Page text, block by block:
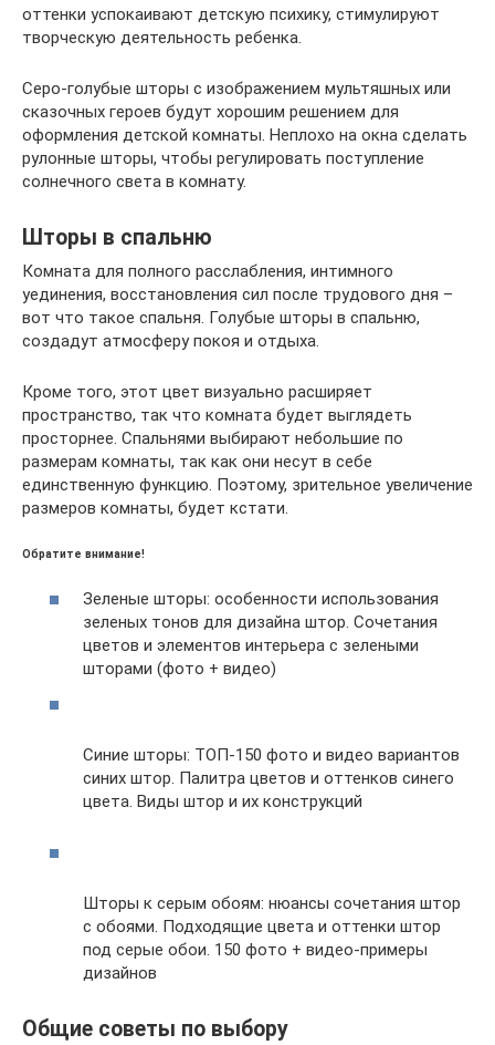
оттенки успокаивают детскую психику, стимулируют
творческую деятельность ребенка.
Серо-голубые шторы с изображением мультяшных или
сказочных героев будут хорошим решением для
оформления детской комнаты. Неплохо на окна сделать
рулонные шторы, чтобы регулировать поступление
солнечного света в комнату.
Шторы в спальню
Комната для полного расслабления, интимного
уединения, восстановления сил после трудового дня –
вот что такое спальня. Голубые шторы в спальню,
создадут атмосферу покоя и отдыха.
Кроме того, этот цвет визуально расширяет
пространство, так что комната будет выглядеть
просторнее. Спальнями выбирают небольшие по
размерам комнаты, так как они несут в себе
единственную функцию. Поэтому, зрительное увеличение
размеров комнаты, будет кстати.
Обратите внимание!
Зеленые шторы: особенности использования
зеленых тонов для дизайна штор. Сочетания
цветов и элементов интерьера с зелеными
шторами (фото + видео)
Синие шторы: ТОП-150 фото и видео вариантов
синих штор. Палитра цветов и оттенков синего
цвета. Виды штор и их конструкций
Шторы к серым обоям: нюансы сочетания штор
с обоями. Подходящие цвета и оттенки штор
под серые обои. 150 фото + видео-примеры
дизайнов
Общие советы по выбору